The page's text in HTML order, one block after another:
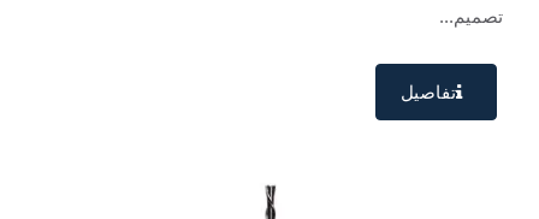
تصميم...
تفاصيل